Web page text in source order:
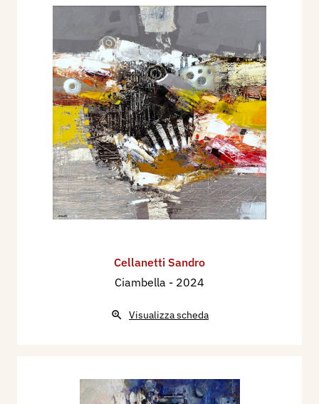
Cellanetti Sandro
Ciambella - 2024
Visualizza scheda